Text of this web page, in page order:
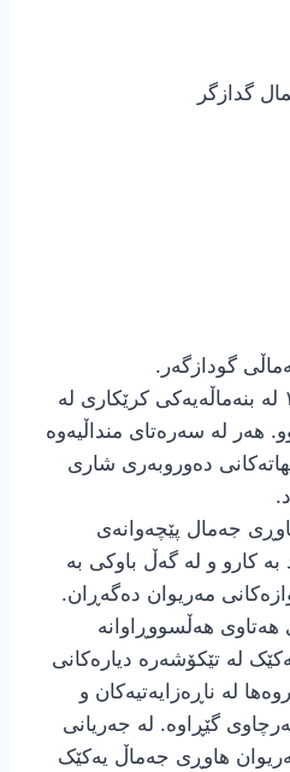
گدازگر
گودازگەر.
هاوڕێ جەماڵ ساڵی ١٣٤٥ لە بنەماڵەیەکی کرێکاری لە
هەر لە سەرەتای منداڵیەوە
دەوروبەری شاری
جەمال پێچەوانەی
کارو و لە گەڵ باوکی بە
مەریوان دەگەڕان.
ساڵی ١٣٥٧ی هەتاوی هەڵسووڕاوانە
لە تێکۆشەرە دیارەکانی
لە ناڕەزایەتیەکان و
گێڕاوە. لە جەریانی
هاوڕی جەماڵ یەکێک